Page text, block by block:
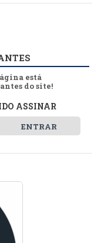
está
do site!
ASSINAR
ENTRAR